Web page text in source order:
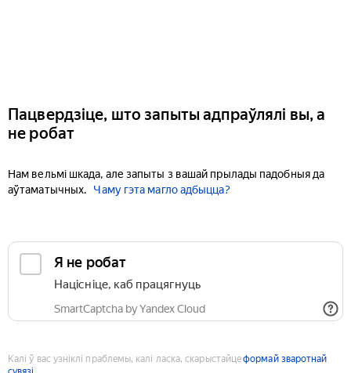
Пацвердзіце, што запыты адпраўлялі вы, а
не робат
Нам вельмі шкада, але запыты з вашай прылады падобныя да
аўтаматычных.
Чаму гэта магло адбыцца?
Я не робат
Націсніце, каб працягнуць
SmartCaptcha by Yandex Cloud
Калі ў вас узніклі праблемы, калі ласка, скарыстайцеформай зваротнай